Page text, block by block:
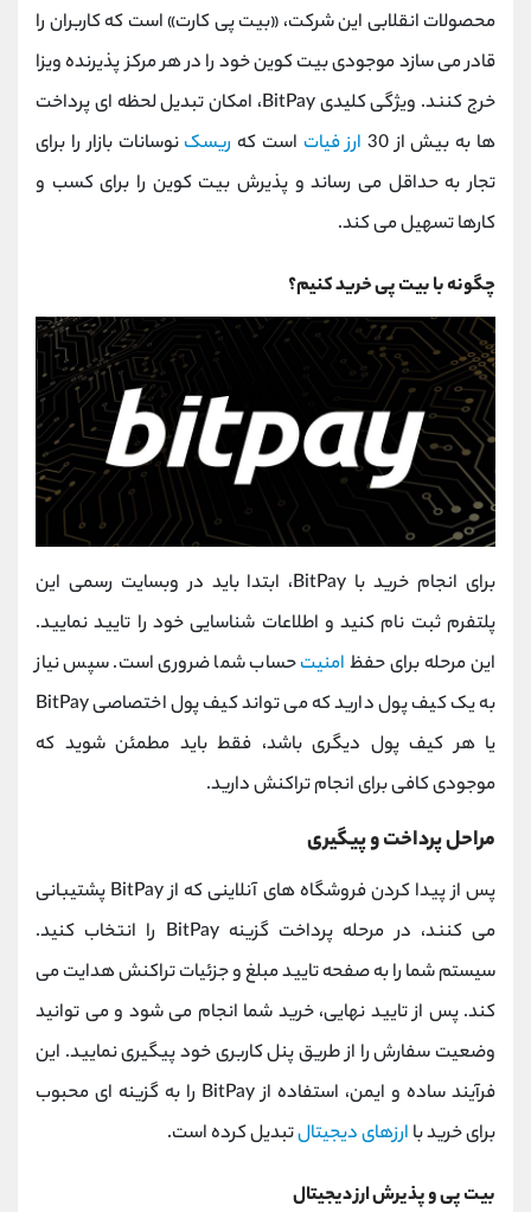
محصولات انقلابی این شرکت، «بیت‌ پی کارت» است که کاربران را
قادر می ‌سازد موجودی بیت ‌کوین خود را در هر مرکز پذیرنده ویزا
خرج کنند. ویژگی کلیدی BitPay، امکان تبدیل لحظه ‌ای پرداخت
‌ها به بیش از 30
ارز فیات است که ریسک نوسانات بازار را برای
تجار به حداقل می ‌رساند و پذیرش بیت‌ کوین را برای کسب ‌و
کارها تسهیل می‌ کند.
چگونه با بیت پی خرید کنیم؟
برای انجام خرید با BitPay، ابتدا باید در وبسایت رسمی این
پلتفرم ثبت نام کنید و اطلاعات شناسایی خود را تایید نمایید.
این مرحله برای حفظ امنیتحساب شما ضروری است. سپس نیاز
به یک کیف پول دارید که می‌ تواند کیف پول اختصاصی BitPay
یا هر کیف پول دیگری باشد، فقط باید مطمئن شوید که
موجودی کافی برای انجام تراکنش دارید.
مراحل پرداخت و پیگیری
پس از پیدا کردن فروشگاه‌ های آنلاینی که از BitPay پشتیبانی
می‌ کنند، در مرحله پرداخت گزینه BitPay را انتخاب کنید.
سیستم شما را به صفحه تایید مبلغ و جزئیات تراکنش هدایت می
کند. پس از تایید نهایی، خرید شما انجام می شود و می توانید
وضعیت سفارش را از طریق پنل کاربری خود پیگیری نمایید. این
فرآیند ساده و ایمن، استفاده از BitPay را به گزینه‌ ای محبوب
برای خرید با ارزهای دیجیتالتبدیل کرده است.
بیت پی و پذیرش ارز دیجیتال